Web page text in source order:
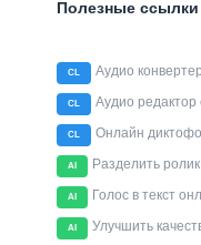
Полезные ссылки
CL Аудио
CL Аудио редактор
CL Онлайн
AI Разделить
AI Голос в текст
AI Улучшить